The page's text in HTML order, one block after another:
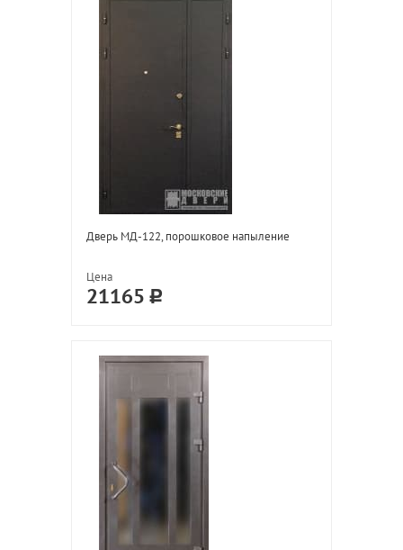
Дверь МД-122, порошковое напыление
Цена
21165